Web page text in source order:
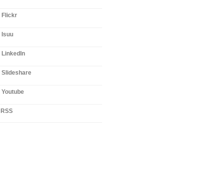
Flickr
Isuu
LinkedIn
Slideshare
Youtube
RSS